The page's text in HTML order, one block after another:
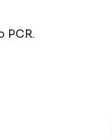
PCR.